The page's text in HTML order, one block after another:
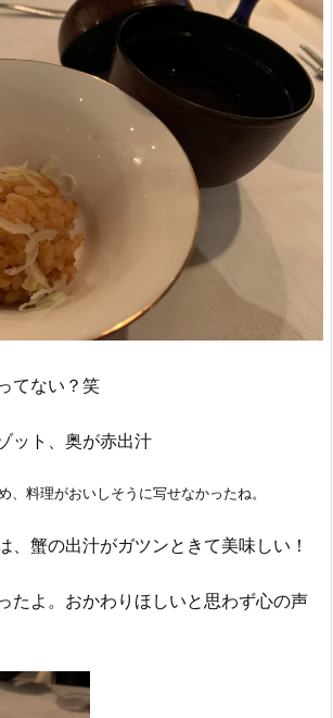
てない？笑
ット、奥が赤出汁
、料理がおいしそうに写せなかったね。
、蟹の出汁がガツンときて美味しい！
たよ。おかわりほしいと思わず心の声